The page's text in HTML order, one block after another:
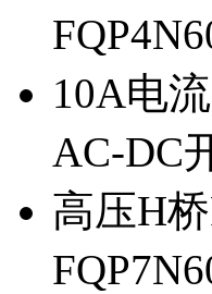
10A电
AC-DC
高压H